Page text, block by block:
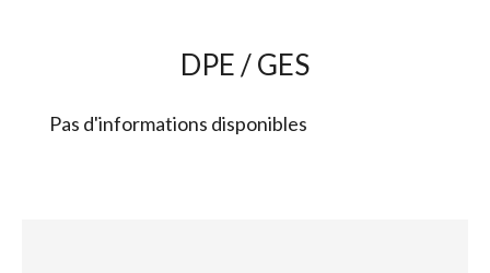
DPE / GES
Pas d'informations disponibles